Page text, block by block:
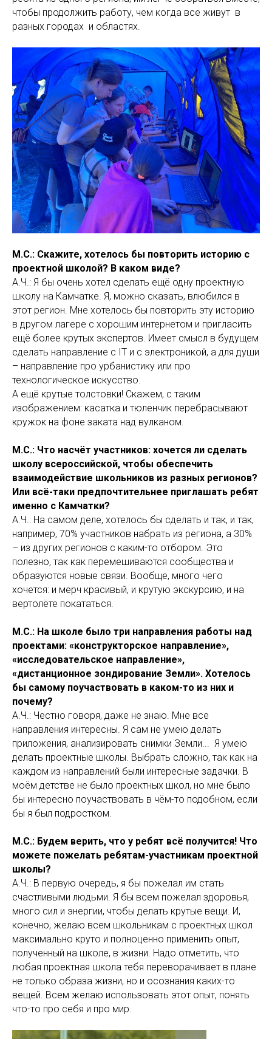
чтобы продолжить работу, чем когда все живут в
разных городах и областях.
М.С.: Скажите, хотелось бы повторить историю с
проектной школой? В каком виде?
А.Ч.: Я бы очень хотел сделать ещё одну проектную
школу на Камчатке. Я, можно сказать, влюбился в
этот регион. Мне хотелось бы повторить эту историю
в другом лагере с хорошим интернетом и пригласить
ещё более крутых экспертов. Имеет смысл в будущем
сделать направление с IT и с электроникой, а для души
– направление про урбанистику или про
технологическое искусство.
А ещë крутые толстовки! Скажем, с таким
изображением: касатка и тюленчик перебрасывают
кружок на фоне заката над вулканом.
М.С.: Что насчёт участников: хочется ли сделать
школу всероссийской, чтобы обеспечить
взаимодействие школьников из разных регионов?
Или всё-таки предпочтительнее приглашать ребят
именно с Камчатки?
А.Ч.: На самом деле, хотелось бы сделать и так, и так,
например, 70% участников набрать из региона, а 30%
– из других регионов с каким-то отбором. Это
полезно, так как перемешиваются сообщества и
образуются новые связи. Вообще, много чего
хочется: и мерч красивый, и крутую экскурсию, и на
вертолёте покататься.
М.С.: На школе было три направления работы над
проектами: «конструкторское направление»,
«исследовательское направление»,
«дистанционное зондирование Земли». Хотелось
бы самому поучаствовать в каком-то из них и
почему?
А.Ч.: Честно говоря, даже не знаю. Мне все
направления интересны. Я сам не умею делать
приложения, анализировать снимки Земли... Я умею
делать проектные школы. Выбрать сложно, так как на
каждом из направлений были интересные задачки. В
моëм детстве не было проектных школ, но мне было
бы интересно поучаствовать в чём-то подобном, если
бы я был подростком.
М.С.: Будем верить, что у ребят всё получится! Что
можете пожелать ребятам-участникам проектной
школы?
А.Ч.: В первую очередь, я бы пожелал им стать
счастливыми людьми. Я бы всем пожелал здоровья,
много сил и энергии, чтобы делать крутые вещи. И,
конечно, желаю всем школьникам с проектных школ
максимально круто и полноценно применить опыт,
полученный на школе, в жизни. Надо отметить, что
любая проектная школа тебя переворачивает в плане
не только образа жизни, но и осознания каких-то
вещей. Всем желаю использовать этот опыт, понять
что-то про себя и про мир.